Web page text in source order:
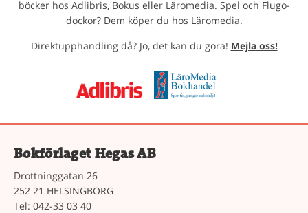
böcker hos Adlibris, Bokus eller Läromedia. Spel och Flugo-
dockor? Dem köper du hos Läromedia.
Direktupphandling då? Jo, det kan du göra! Mejla oss!
Bokförlaget Hegas AB
Drottninggatan 26
252 21 HELSINGBORG
Tel: 042-33 03 40